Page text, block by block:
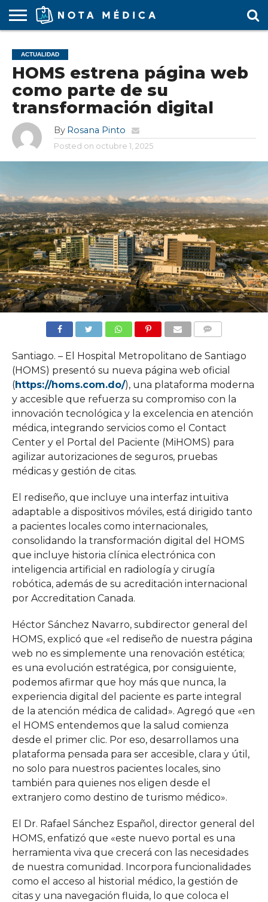
MÉDICA
ARS
ARTÍCULO
ACTUALIDAD
COLEGIO
MÉDICO
COVID-
19
EDUCACIÓN
MÉDICA
ESTUDIANTES
FARMACÉUTICAS
GUBERNAMENTAL
HOSPITALES
Y CLÍNICAS
MARKETING
MÉDICO
RESIDENTES
SALUD
LABORAL
SOCIEDADES
MÉDICAS
TURISMO
MÉDICO
VÍDEOS
ACTUALIDAD
HOMS estrena página web
como parte de su
transformación digital
By Rosana Pinto
Posted on octubre 1, 2025
Santiago. – El Hospital Metropolitano de Santiago
(HOMS) presentó su nueva página web oficial
(https://homs.com.do/), una plataforma moderna
y accesible que refuerza su compromiso con la
innovación tecnológica y la excelencia en atención
médica, integrando servicios como el Contact
Center y el Portal del Paciente (MiHOMS) para
agilizar autorizaciones de seguros, pruebas
médicas y gestión de citas.
El rediseño, que incluye una interfaz intuitiva
adaptable a dispositivos móviles, está dirigido tanto
a pacientes locales como internacionales,
consolidando la transformación digital del HOMS
que incluye historia clínica electrónica con
inteligencia artificial en radiología y cirugía
robótica, además de su acreditación internacional
por Accreditation Canada.
Héctor Sánchez Navarro, subdirector general del
HOMS, explicó que «el rediseño de nuestra página
web no es simplemente una renovación estética;
es una evolución estratégica, por consiguiente,
podemos afirmar que hoy más que nunca, la
experiencia digital del paciente es parte integral
de la atención médica de calidad». Agregó que «en
el HOMS entendemos que la salud comienza
desde el primer clic. Por eso, desarrollamos una
plataforma pensada para ser accesible, clara y útil,
no solo para nuestros pacientes locales, sino
también para quienes nos eligen desde el
extranjero como destino de turismo médico».
El Dr. Rafael Sánchez Español, director general del
HOMS, enfatizó que «este nuevo portal es una
herramienta viva que crecerá con las necesidades
de nuestra comunidad. Incorpora funcionalidades
como el acceso al historial médico, la gestión de
citas y una navegación fluida, lo que coloca el